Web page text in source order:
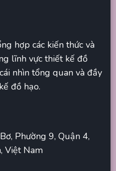
hợp các kiến thức và
lĩnh vực thiết kế đồ
nhìn tổng quan và đầy
đồ hạo.
Phường 9, Quận 4,
Việt Nam